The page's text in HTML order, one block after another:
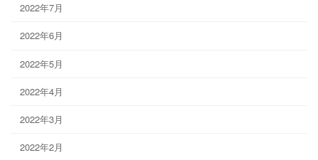
2022年7月
2022年6月
2022年5月
2022年4月
2022年3月
2022年2月